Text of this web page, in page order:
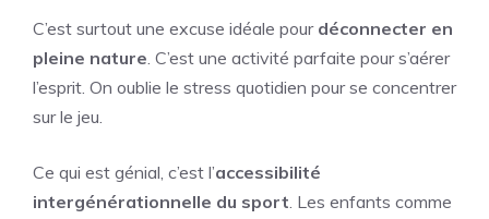
C’est surtout une excuse idéale pour déconnecter en
pleine nature. C’est une activité parfaite pour s’aérer
l’esprit. On oublie le stress quotidien pour se concentrer
sur le jeu.
Ce qui est génial, c’est l’accessibilité
intergénérationnelle du sport. Les enfants comme